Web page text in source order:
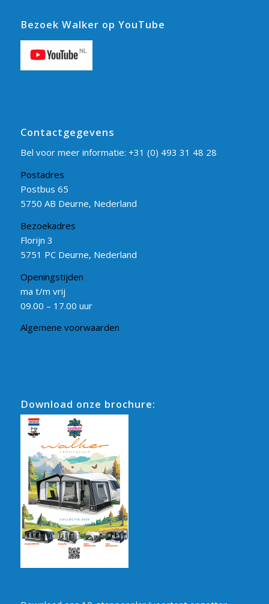
Bezoek Walker op YouTube
Contactgegevens
Bel voor meer informatie: +31 (0) 493 31 48 28
Postadres
Postbus 65
5750 AB Deurne, Nederland
Bezoekadres
Florijn 3
5751 PC Deurne, Nederland
Openingstijden
ma t/m vrij
09.00 – 17.00 uur
Algemene voorwaarden
Download onze brochure: